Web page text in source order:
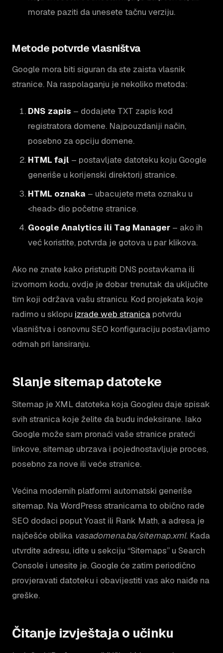
morate paziti da unesete tačnu verziju.
Metode potvrde vlasništva
Google mora biti siguran da ste zaista vlasnik
stranice. Na raspolaganju je nekoliko metoda:
DNS zapis – dodajete TXT zapis kod
registratora domene. Najpouzdaniji način,
posebno za opciju domene.
HTML fajl – postavljate datoteku koju Google
generiše u korijenski direktorij stranice.
HTML oznaka – ubacujete meta oznaku u
<head> dio početne stranice.
Google Analytics ili Tag Manager – ako ih
već koristite, potvrda je gotova u par klikova.
Ako ne znate kako pristupiti DNS postavkama ili
izvornom kodu, ovdje je dobar trenutak da uključite
tim koji održava vašu stranicu. Kod projekata koje
radimo u sklopu izrade web stranica potvrdu
vlasništva i osnovnu SEO konfiguraciju postavljamo
odmah pri lansiranju.
Slanje sitemap datoteke
Sitemap je XML datoteka koja Googleu daje spisak
svih stranica koje želite da budu indeksirane. Iako
Google može sam pronaći vaše stranice prateći
linkove, sitemap ubrzava i pojednostavljuje proces,
posebno za nove ili veće stranice.
Većina modernih platformi automatski generiše
sitemap. Na WordPress stranicama to obično rade
SEO dodaci poput Yoast ili Rank Math, a adresa je
najčešće oblika vasadomena.ba/sitemap.xml. Kada
utvrdite adresu, idite u sekciju “Sitemaps” u Search
Console i unesite je. Google će zatim periodično
provjeravati datoteku i obavijestiti vas ako naiđe na
greške.
Čitanje izvještaja o učinku